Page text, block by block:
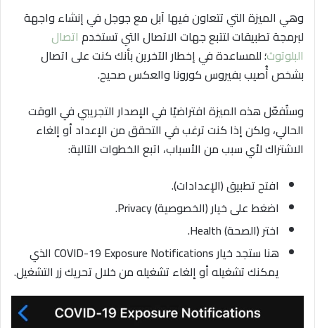
وهي الميزة التي تتعاون فيها آبل مع جوجل في إنشاء واجهة
لبرمجة تطبيقات لتتبع جهات الاتصال التي تستخدم اتصال
البلوتوث؛ للمساعدة في إخطار الآخرين بأنك كنت على اتصال
بشخص أُصيب بفيروس كورونا والعكس صحيح.
وستُفعّل هذه الميزة افتراضيًا في الإصدار التجريبي في الوقت
الحالي، ولكن إذا كنت ترغب في التحقق من الإعداد أو إلغاء
الاشتراك لأي سبب من الأسباب، اتبع الخطوات التالية:
افتح تطبيق (الإعدادات).
اضغط على خيار (الخصوصية) Privacy.
اختر (الصحة) Health.
هنا ستجد خيار COVID-19 Exposure Notifications الذي
يمكنك تشغيله أو إلغاء تشغيله من خلال تحريك زر التشغيل.